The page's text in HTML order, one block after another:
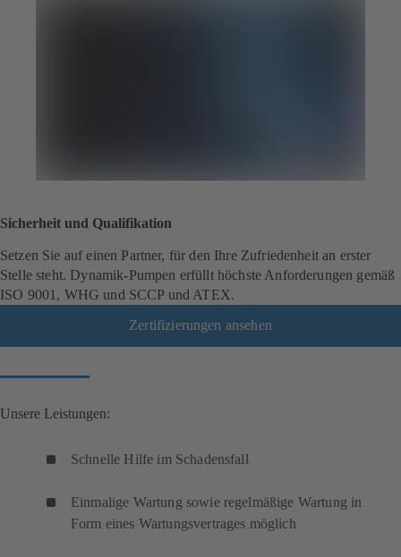
Sicherheit und Qualifikation
Setzen Sie auf einen Partner, für den Ihre Zufriedenheit an erster
Stelle steht. Dynamik-Pumpen erfüllt höchste Anforderungen gemäß
ISO 9001, WHG und SCCP und ATEX.
Zertifizierungen ansehen
Unsere Leistungen:
Schnelle Hilfe im Schadensfall
Einmalige Wartung sowie regelmäßige Wartung in
Form eines Wartungsvertrages möglich